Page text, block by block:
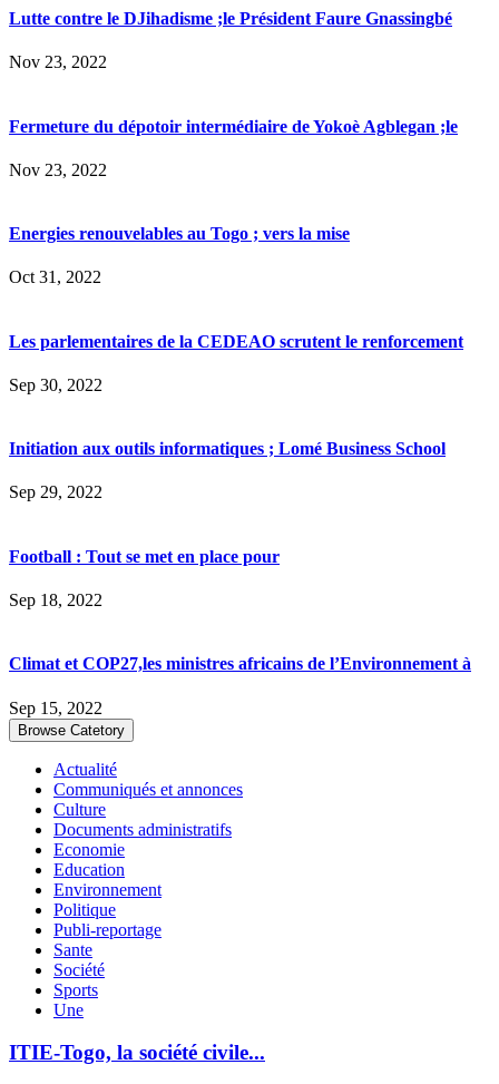
Lutte contre le DJihadisme ;le Président Faure Gnassingbé
Nov 23, 2022
Fermeture du dépotoir intermédiaire de Yokoè Agblegan ;le
Nov 23, 2022
Energies renouvelables au Togo ; vers la mise
Oct 31, 2022
Les parlementaires de la CEDEAO scrutent le renforcement
Sep 30, 2022
Initiation aux outils informatiques ; Lomé Business School
Sep 29, 2022
Football : Tout se met en place pour
Sep 18, 2022
Climat et COP27,les ministres africains de l’Environnement à
Sep 15, 2022
Browse Catetory
Actualité
Communiqués et annonces
Culture
Documents administratifs
Economie
Education
Environnement
Politique
Publi-reportage
Sante
Société
Sports
Une
ITIE-Togo, la société civile...